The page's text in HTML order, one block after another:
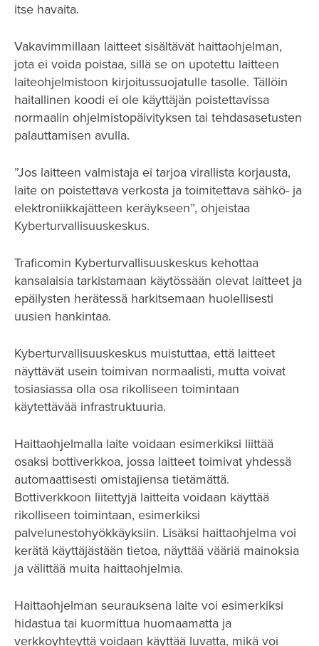
itse havaita.
Vakavimmillaan laitteet sisältävät haittaohjelman,
jota ei voida poistaa, sillä se on upotettu laitteen
laiteohjelmistoon kirjoitussuojatulle tasolle. Tällöin
haitallinen koodi ei ole käyttäjän poistettavissa
normaalin ohjelmistopäivityksen tai tehdasasetusten
palauttamisen avulla.
”Jos laitteen valmistaja ei tarjoa virallista korjausta,
laite on poistettava verkosta ja toimitettava sähkö- ja
elektroniikkajätteen keräykseen”, ohjeistaa
Kyberturvallisuuskeskus.
Traficomin Kyberturvallisuuskeskus kehottaa
kansalaisia tarkistamaan käytössään olevat laitteet ja
epäilysten herätessä harkitsemaan huolellisesti
uusien hankintaa.
Kyberturvallisuuskeskus muistuttaa, että laitteet
näyttävät usein toimivan normaalisti, mutta voivat
tosiasiassa olla osa rikolliseen toimintaan
käytettävää infrastruktuuria.
Haittaohjelmalla laite voidaan esimerkiksi liittää
osaksi bottiverkkoa, jossa laitteet toimivat yhdessä
automaattisesti omistajiensa tietämättä.
Bottiverkkoon liitettyjä laitteita voidaan käyttää
rikolliseen toimintaan, esimerkiksi
palvelunestohyökkäyksiin. Lisäksi haittaohjelma voi
kerätä käyttäjästään tietoa, näyttää vääriä mainoksia
ja välittää muita haittaohjelmia.
Haittaohjelman seurauksena laite voi esimerkiksi
hidastua tai kuormittua huomaamatta ja
verkkoyhteyttä voidaan käyttää luvatta, mikä voi